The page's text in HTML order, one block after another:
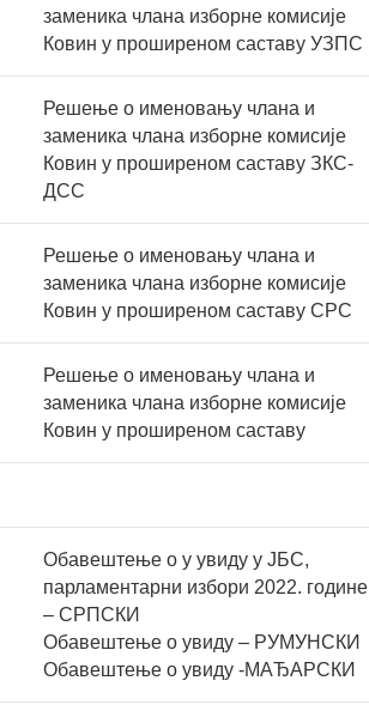
заменика члана изборне комисије
Ковин у проширеном саставу УЗПС
Решење о именовању члана и
заменика члана изборне комисије
Ковин у проширеном саставу ЗКС-
ДСС
Решење о именовању члана и
заменика члана изборне комисије
Ковин у проширеном саставу СРС
Решење о именовању члана и
заменика члана изборне комисије
Ковин у проширеном саставу
Обавештење о у увиду у ЈБС,
парламентарни избори 2022. године
– СРПСКИ
Обавештење о увиду – РУМУНСКИ
Обавештење о увиду -МАЂАРСКИ